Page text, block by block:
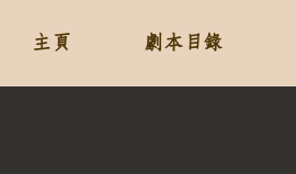
主頁 劇本目錄